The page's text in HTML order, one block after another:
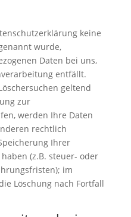
keine
wurde,
Daten bei uns,
entfällt.
geltend
zur
werden Ihre Daten
rechtlich
Ihrer
(z.B. steuer- oder
im
Löschung nach Fortfall